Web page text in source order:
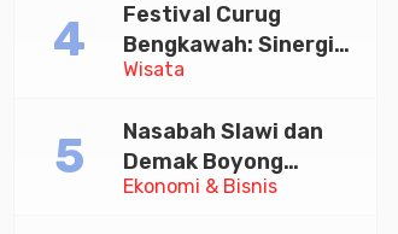
Wisata
Festival Curug
Bengkawah: Sinergi
Desa Sikasur dan
Memajukan Wisata
serta UMKM Lokal
Ekonomi & Bisnis
Nasabah Slawi dan
Demak Boyong
Toyota Innova Zenix